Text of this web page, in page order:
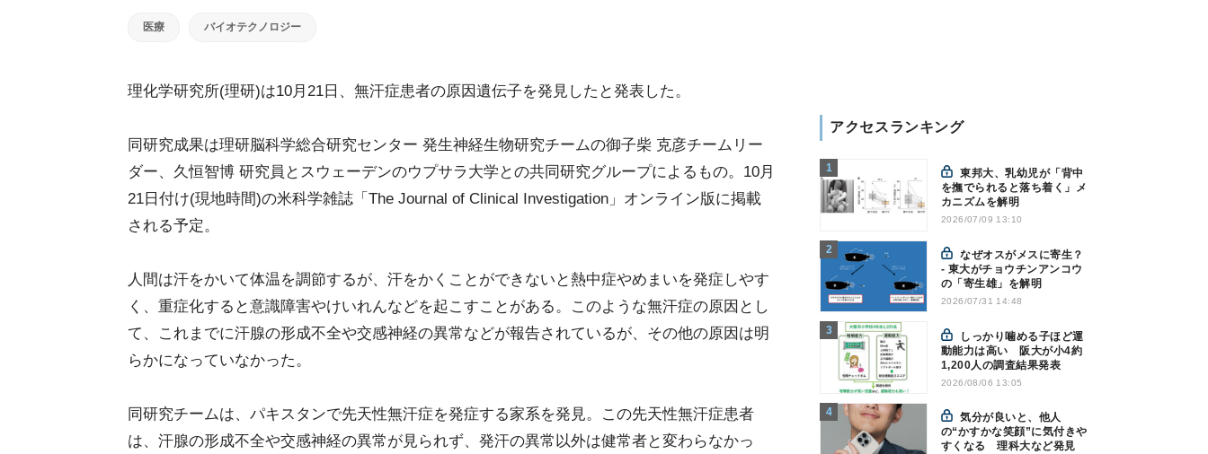
医療 バイオテクノロジー
理化学研究所(理研)は10月21日、無汗症患者の原因遺伝子を発見したと発表した。
同研究成果は理研脳科学総合研究センター 発生神経生物研究チームの御子柴 克彦チームリー
ダー、久恒智博 研究員とスウェーデンのウプサラ大学との共同研究グループによるもの。10月
21日付け(現地時間)の米科学雑誌「The Journal of Clinical Investigation」オンライン版に掲載
される予定。
人間は汗をかいて体温を調節するが、汗をかくことができないと熱中症やめまいを発症しやす
く、重症化すると意識障害やけいれんなどを起こすことがある。このような無汗症の原因とし
て、これまでに汗腺の形成不全や交感神経の異常などが報告されているが、その他の原因は明
らかになっていなかった。
同研究チームは、パキスタンで先天性無汗症を発症する家系を発見。この先天性無汗症患者
は、汗腺の形成不全や交感神経の異常が見られず、発汗の異常以外は健常者と変わらなかっ
アクセスランキング
東邦大、乳幼児が「背中
を撫でられると落ち着く」メ
カニズムを解明
2026/07/09 13:10
なぜオスがメスに寄生？
- 東大がチョウチンアンコウ
の「寄生雄」を解明
2026/07/31 14:48
動能力は高い 阪大が小4約
1,200人の調査結果発表
2026/08/06 13:05
気分が良いと、他人
の“かすかな笑顔”に気付きや
すくなる 理科大など発見